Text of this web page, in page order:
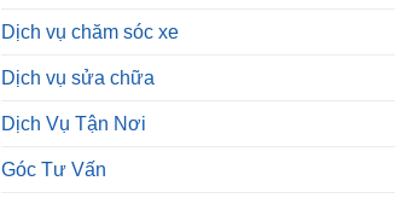
Dịch vụ chăm sóc xe
Dịch vụ sửa chữa
Dịch Vụ Tận Nơi
Góc Tư Vấn